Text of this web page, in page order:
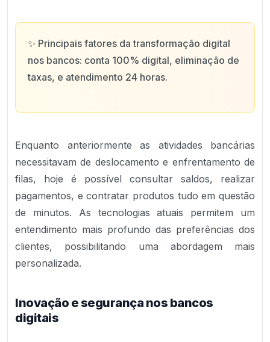
✨ Principais fatores da transformação digital
nos bancos: conta 100% digital, eliminação de
taxas, e atendimento 24 horas.
Enquanto anteriormente as atividades bancárias
necessitavam de deslocamento e enfrentamento de
filas, hoje é possível consultar saldos, realizar
pagamentos, e contratar produtos tudo em questão
de minutos. As tecnologias atuais permitem um
entendimento mais profundo das preferências dos
clientes, possibilitando uma abordagem mais
personalizada.
Inovação e segurança nos bancos
digitais